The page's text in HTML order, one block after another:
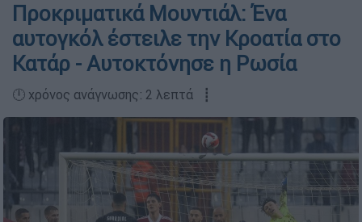
Προκριματικά Μουντιάλ: Ένα
αυτογκόλ έστειλε την Κροατία στο
Κατάρ - Αυτοκτόνησε η Ρωσία
🕛 χρόνος ανάγνωσης: 2 λεπτά ┋